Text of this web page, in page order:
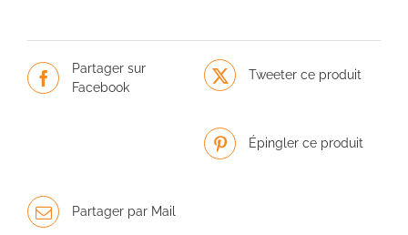
Partager sur
Facebook
Tweeter ce produit
Épingler ce produit
Partager par Mail